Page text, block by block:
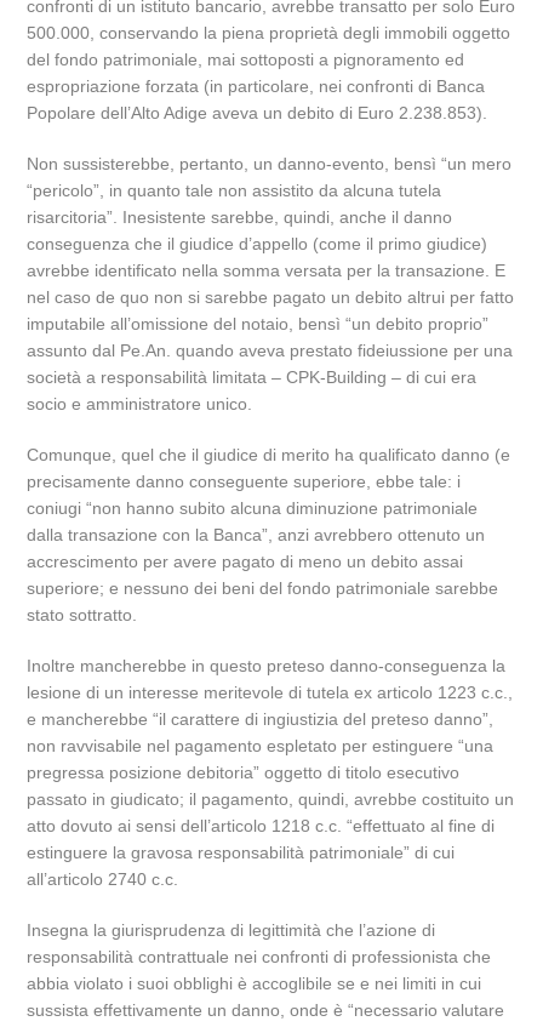
confronti di un istituto bancario, avrebbe transatto per solo Euro
500.000, conservando la piena proprietà degli immobili oggetto
del fondo patrimoniale, mai sottoposti a pignoramento ed
espropriazione forzata (in particolare, nei confronti di Banca
Popolare dell’Alto Adige aveva un debito di Euro 2.238.853).
Non sussisterebbe, pertanto, un danno-evento, bensì “un mero
“pericolo”, in quanto tale non assistito da alcuna tutela
risarcitoria”. Inesistente sarebbe, quindi, anche il danno
conseguenza che il giudice d’appello (come il primo giudice)
avrebbe identificato nella somma versata per la transazione. E
nel caso de quo non si sarebbe pagato un debito altrui per fatto
imputabile all’omissione del notaio, bensì “un debito proprio”
assunto dal Pe.An. quando aveva prestato fideiussione per una
società a responsabilità limitata – CPK-Building – di cui era
socio e amministratore unico.
Comunque, quel che il giudice di merito ha qualificato danno (e
precisamente danno conseguente superiore, ebbe tale: i
coniugi “non hanno subito alcuna diminuzione patrimoniale
dalla transazione con la Banca”, anzi avrebbero ottenuto un
accrescimento per avere pagato di meno un debito assai
superiore; e nessuno dei beni del fondo patrimoniale sarebbe
stato sottratto.
Inoltre mancherebbe in questo preteso danno-conseguenza la
lesione di un interesse meritevole di tutela ex articolo 1223 c.c.,
e mancherebbe “il carattere di ingiustizia del preteso danno”,
non ravvisabile nel pagamento espletato per estinguere “una
pregressa posizione debitoria” oggetto di titolo esecutivo
passato in giudicato; il pagamento, quindi, avrebbe costituito un
atto dovuto ai sensi dell’articolo 1218 c.c. “effettuato al fine di
estinguere la gravosa responsabilità patrimoniale” di cui
all’articolo 2740 c.c.
Insegna la giurisprudenza di legittimità che l’azione di
responsabilità contrattuale nei confronti di professionista che
abbia violato i suoi obblighi è accoglibile se e nei limiti in cui
sussista effettivamente un danno, onde è “necessario valutare